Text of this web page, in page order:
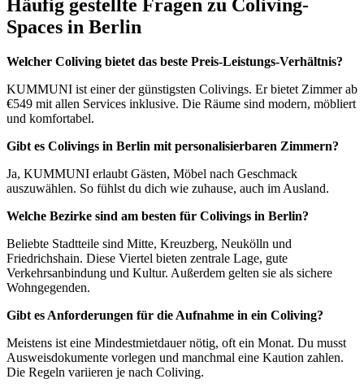
Häufig gestellte Fragen zu Coliving-
Spaces in Berlin
Welcher Coliving bietet das beste Preis-Leistungs-Verhältnis?
KUMMUNI ist einer der günstigsten Colivings. Er bietet Zimmer ab
€549 mit allen Services inklusive. Die Räume sind modern, möbliert
und komfortabel.
Gibt es Colivings in Berlin mit personalisierbaren Zimmern?
Ja, KUMMUNI erlaubt Gästen, Möbel nach Geschmack
auszuwählen. So fühlst du dich wie zuhause, auch im Ausland.
Welche Bezirke sind am besten für Colivings in Berlin?
Beliebte Stadtteile sind Mitte, Kreuzberg, Neukölln und
Friedrichshain. Diese Viertel bieten zentrale Lage, gute
Verkehrsanbindung und Kultur. Außerdem gelten sie als sichere
Wohngegenden.
Gibt es Anforderungen für die Aufnahme in ein Coliving?
Meistens ist eine Mindestmietdauer nötig, oft ein Monat. Du musst
Ausweisdokumente vorlegen und manchmal eine Kaution zahlen.
Die Regeln variieren je nach Coliving.